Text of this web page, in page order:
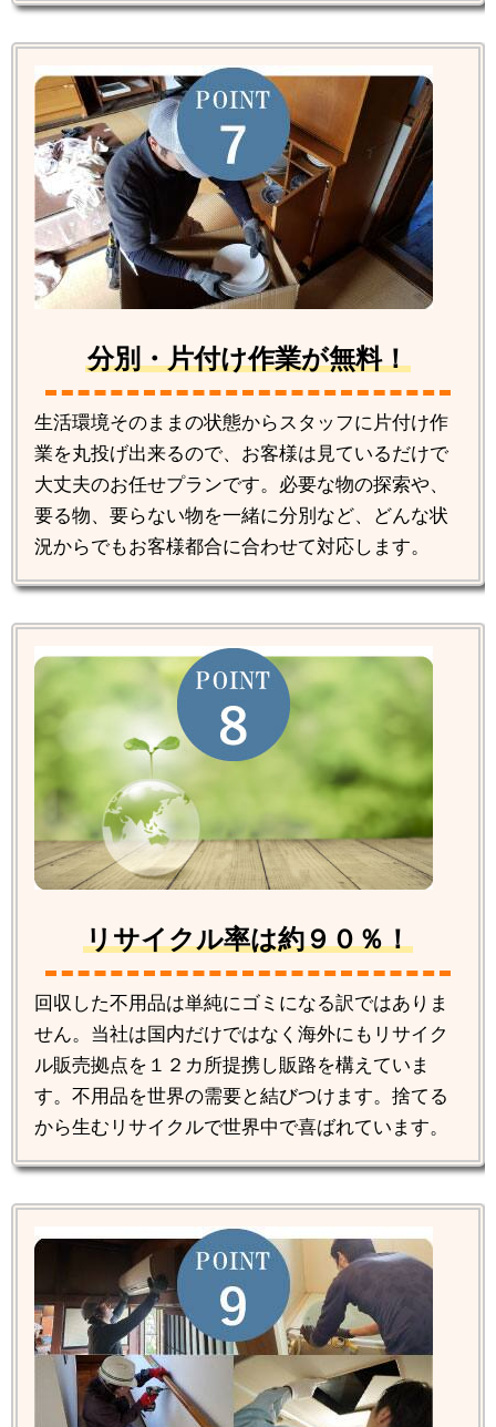
分別・片付け作業が無料！
生活環境そのままの状態からスタッフに片付け作
業を丸投げ出来るので、お客様は見ているだけで
大丈夫のお任せプランです。必要な物の探索や、
要る物、要らない物を一緒に分別など、どんな状
況からでもお客様都合に合わせて対応します。
リサイクル率は約９０％！
回収した不用品は単純にゴミになる訳ではありま
せん。当社は国内だけではなく海外にもリサイク
ル販売拠点を１２カ所提携し販路を構えていま
す。不用品を世界の需要と結びつけます。捨てる
から生むリサイクルで世界中で喜ばれています。